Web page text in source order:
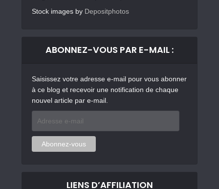
Stock images by Depositphotos
ABONNEZ-VOUS PAR E-MAIL :
Saisissez votre adresse e-mail pour vous abonner
à ce blog et recevoir une notification de chaque
nouvel article par e-mail.
mail
Abonnez-vous
LIENS D’AFFILIATION